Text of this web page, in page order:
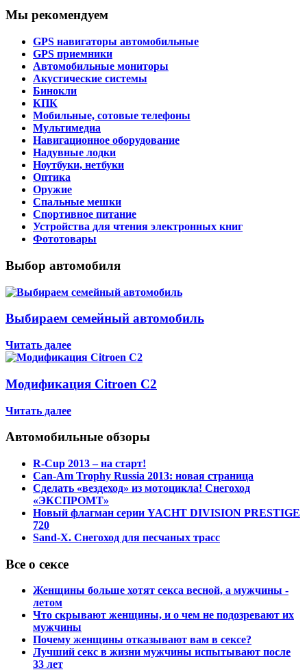
Мы рекомендуем
GPS навигаторы автомобильные
GPS приемники
Автомобильные мониторы
Акустические системы
Бинокли
КПК
Мобильные, сотовые телефоны
Мультимедиа
Навигационное оборудование
Надувные лодки
Ноутбуки, нетбуки
Оптика
Оружие
Спальные мешки
Спортивное питание
Устройства для чтения электронных книг
Фототовары
Выбор автомобиля
Выбираем семейный автомобиль
Читать далее
Модификация Citroen С2
Читать далее
Автомобильные обзоры
R-Cup 2013 – на старт!
Can-Am Trophy Russia 2013: новая страница
Сделать «вездеход» из мотоцикла! Снегоход
«ЭКСПРОМТ»
Новый флагман серии YACHT DIVISION PRESTIGE
720
Sand-X. Снегоход для песчаных трасс
Все о сексе
Женщины больше хотят секса весной, а мужчины -
летом
Что скрывают женщины, и о чем не подозревают их
мужчины
Почему женщины отказывают вам в сексе?
Лучший секс в жизни мужчины испытывают после
33 лет